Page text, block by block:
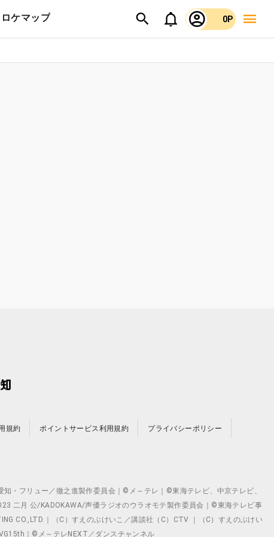
ロケマップ 0P
規約 ポイントサービス利用規約 プライバシーポリシー
・フリュー／徹之進製作委員会｜©メ～テレ｜©東海テレビ、中京テレビ、
二月 公/KADOKAWA/声優ラジオのウラオモテ製作委員会｜©東海テレビ事
CO.,LTD.｜（C）すえのぶけいこ／講談社（C）CTV ｜（C）すえのぶけい
｜©メ～テレNEXT／ダンスチャンネル